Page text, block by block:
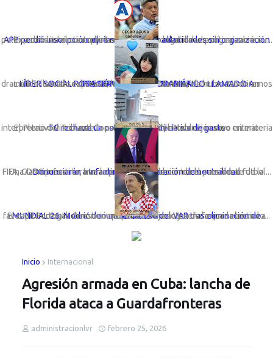
APP perdió inscripción: el riesgo de elegir autoridades sin organización que responda por ellas
Expertos advierten que la desaparición legal de una organización política debilita el control interno y la responsabilidad política sobre su...
LÍDER SOCIAL ROSA GÓMEZ LANZA DRAMÁTICO LLAMADO A PRESERVAR LA VIDA MARINA
La líder social sechurana; Rosa Gómez Nunura, viene lanzando un dramático llamado expresando: “Basta de cortinas de humo. No miremos a otro ...
TC rechaza un congreso con iniciativa de gasto
El Pleno del Tribunal Constitucional (TC) estableció como criterio interpretativo vinculante la preeminencia del Poder Ejecutivo en materia ...
Denunciarán a Infantino por vulneración de neutralidad
Una ONG presentará una denuncia formal contra el presidente de la FIFA, Gianni Infantino, tras la polémica anulación de la sanción al futbol...
MUNDIAL 26: Modrić denuncia mal uso del VAR tras eliminación de Croacia
El capitán croata denunció que el arbitraje actuó de forma selectiva a favor de Portugal. Cuestiona el penal cobrado y señala que la tecnolo...
Inicio Internacional
Agresión armada en Cuba: lancha de
Florida ataca a Guardafronteras
administracionlvr febrero 25, 2026